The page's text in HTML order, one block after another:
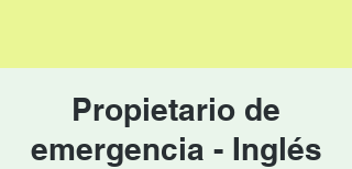
Propietario de
emergencia - Inglés